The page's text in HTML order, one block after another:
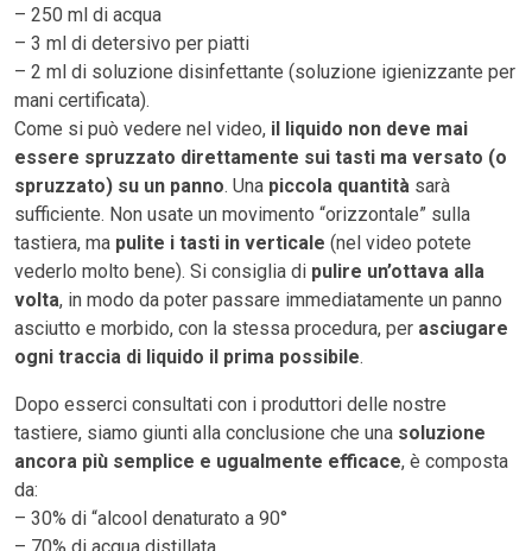
– 250 ml di acqua
– 3 ml di detersivo per piatti
– 2 ml di soluzione disinfettante (soluzione igienizzante per
mani certificata).
Come si può vedere nel video, il liquido non deve mai
essere spruzzato direttamente sui tasti ma versato (o
spruzzato) su un panno. Una piccola quantità sarà
sufficiente. Non usate un movimento “orizzontale” sulla
tastiera, ma pulite i tasti in verticale (nel video potete
vederlo molto bene). Si consiglia di pulire un’ottava alla
volta, in modo da poter passare immediatamente un panno
asciutto e morbido, con la stessa procedura, per asciugare
ogni traccia di liquido il prima possibile.
Dopo esserci consultati con i produttori delle nostre
tastiere, siamo giunti alla conclusione che una soluzione
ancora più semplice e ugualmente efficace, è composta
da:
– 30% di “alcool denaturato a 90°